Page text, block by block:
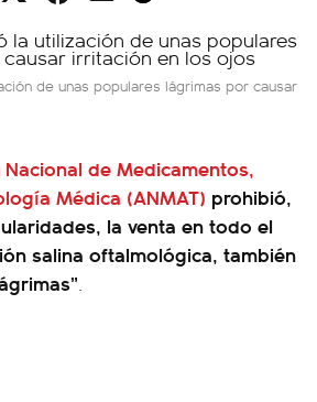
de unas populares lágrimas por causar
de Medicamentos,
Médica (ANMAT) prohibió,
la venta en todo el
salina oftalmológica, también
.